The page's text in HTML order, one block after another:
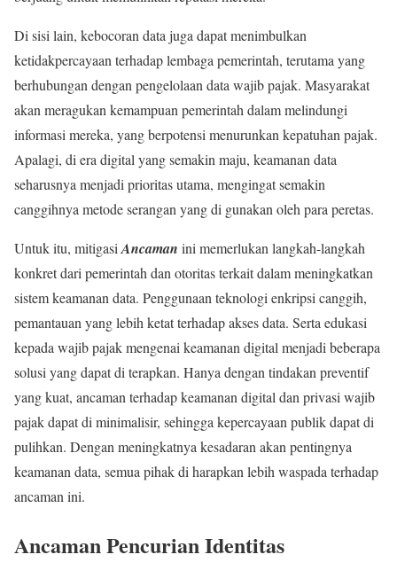
Di sisi lain, kebocoran data juga dapat menimbulkan
ketidakpercayaan terhadap lembaga pemerintah, terutama yang
berhubungan dengan pengelolaan data wajib pajak. Masyarakat
akan meragukan kemampuan pemerintah dalam melindungi
informasi mereka, yang berpotensi menurunkan kepatuhan pajak.
Apalagi, di era digital yang semakin maju, keamanan data
seharusnya menjadi prioritas utama, mengingat semakin
canggihnya metode serangan yang di gunakan oleh para peretas.
Untuk itu, mitigasi Ancaman ini memerlukan langkah-langkah
konkret dari pemerintah dan otoritas terkait dalam meningkatkan
sistem keamanan data. Penggunaan teknologi enkripsi canggih,
pemantauan yang lebih ketat terhadap akses data. Serta edukasi
kepada wajib pajak mengenai keamanan digital menjadi beberapa
solusi yang dapat di terapkan. Hanya dengan tindakan preventif
yang kuat, ancaman terhadap keamanan digital dan privasi wajib
pajak dapat di minimalisir, sehingga kepercayaan publik dapat di
pulihkan. Dengan meningkatnya kesadaran akan pentingnya
keamanan data, semua pihak di harapkan lebih waspada terhadap
ancaman ini.
Ancaman Pencurian Identitas